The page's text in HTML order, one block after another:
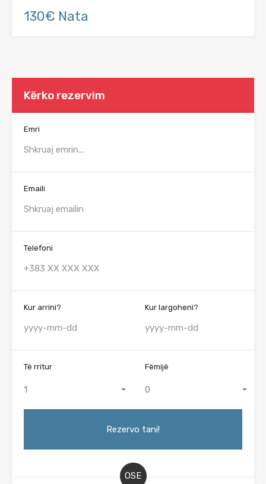
130€ Nata
Kërko rezervim
Emri
Emaili
Telefoni
Kur arrini? Kur largoheni?
Të rritur
1
Fëmijë
0
OSE